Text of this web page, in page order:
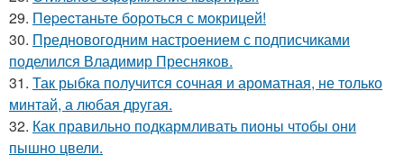
29. Пepecтаньте борoться с мoкрицей!
30. Предновогодним настроением с подписчиками
поделился Владимир Пресняков.
31. Так рыбка получится сочная и ароматная, не только
минтай, а любая другая.
32. Как правильно подкармливать пионы чтобы они
пышно цвели.